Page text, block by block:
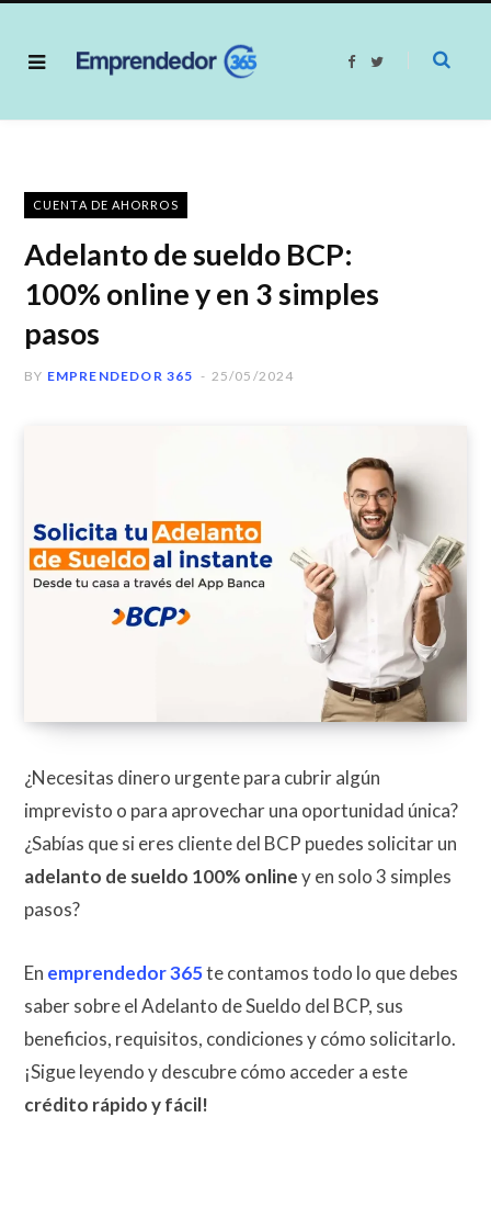
F
b
T
t
CUENTA DE AHORROS
Adelanto de sueldo BCP:
100% online y en 3 simples
pasos
BY EMPRENDEDOR 365 25/05/2024
¿Necesitas dinero urgente para cubrir algún
imprevisto o para aprovechar una oportunidad única?
¿Sabías que si eres cliente del BCP puedes solicitar un
adelanto de sueldo 100% onliney en solo 3 simples
pasos?
En emprendedor 365te contamos todo lo que debes
saber sobre el Adelanto de Sueldo del BCP, sus
beneficios, requisitos, condiciones y cómo solicitarlo.
¡Sigue leyendo y descubre cómo acceder a este
crédito rápido y fácil!